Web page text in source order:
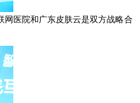
网医院和广东皮肤云是双方战略合